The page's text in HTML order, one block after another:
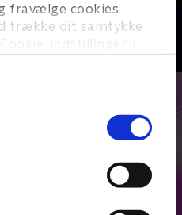
fravælge cookies
trække dit samtykke
indstillinger’ i
kvinde Kernen
Dokumentar